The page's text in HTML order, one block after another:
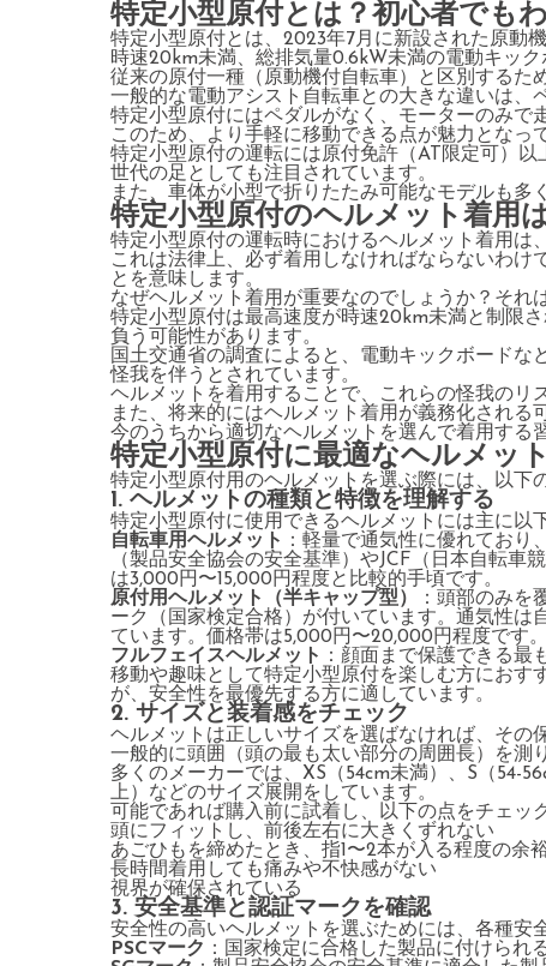
特定小型原付とは？初心者でも
特定小型原付とは、2023年7月に新設された原動
時速20km未満、総排気量0.6kW未満の電動キック
従来の原付一種（原動機付自転車）と区別するた
一般的な電動アシスト自転車との大きな違いは、
特定小型原付にはペダルがなく、モーターのみで
このため、より手軽に移動できる点が魅力となっ
特定小型原付の運転には原付免許（AT限定可）
世代の足としても注目されています。
また、車体が小型で折りたたみ可能なモデルも多
特定小型原付のヘルメット着用
特定小型原付の運転時におけるヘルメット着用は
これは法律上、必ず着用しなければならないわけ
とを意味します。
なぜヘルメット着用が重要なのでしょうか？それ
特定小型原付は最高速度が時速20km未満と制限
負う可能性があります。
国土交通省の調査によると、電動キックボード
怪我を伴うとされています。
ヘルメットを着用することで、これらの怪我のリ
また、将来的にはヘルメット着用が義務化される
今のうちから適切なヘルメットを選んで着用する
特定小型原付に最適なヘルメッ
特定小型原付用のヘルメットを選ぶ際には、以下
1. ヘルメットの種類と特徴を理解する
特定小型原付に使用できるヘルメットには主に以
自転車用ヘルメット
：軽量で通気性に優れており
（製品安全協会の安全基準）やJCF（日本自転車
は3,000円〜15,000円程度と比較的手頃です。
原付用ヘルメット（半キャップ型）
：頭部のみを
ーク（国家検定合格）が付いています。通気性
ています。価格帯は5,000円〜20,000円程度です。
フルフェイスヘルメット
：顔面まで保護できる
移動や趣味として特定小型原付を楽しむ方におす
が、安全性を最優先する方に適しています。
2. サイズと装着感をチェック
ヘルメットは正しいサイズを選ばなければ、その
一般的に頭囲（頭の最も太い部分の周囲長）を測
多くのメーカーでは、XS（54cm未満）、S（54-
上）などのサイズ展開をしています。
可能であれば購入前に試着し、以下の点をチェッ
頭にフィットし、前後左右に大きくずれない
あごひもを締めたとき、指1〜2本が入る程度の余
長時間着用しても痛みや不快感がない
視界が確保されている
3. 安全基準と認証マークを確認
安全性の高いヘルメットを選ぶためには、各種安
PSCマーク ：国家検定に合格した製品に付けられ